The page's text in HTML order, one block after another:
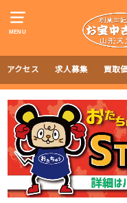
MENU
アクセス 求人募集 買取